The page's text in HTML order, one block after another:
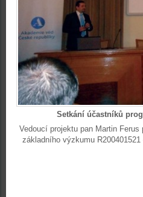
Setkání účastníků
Vedoucí projektu pan Martin
základního výzkumu